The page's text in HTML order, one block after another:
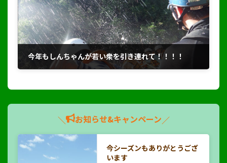
今年もしんちゃんが若い衆を引き連れて！！！！
＼ お知らせ&キャンペーン／
今シーズンもありがとうござ
います